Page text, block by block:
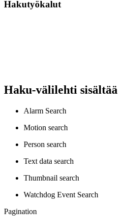
Hakutyökalut
Haku-välilehti
Alarm Search
Motion search
Person search
Text data search
Thumbnail search
Watchdog Event Search
Pagination